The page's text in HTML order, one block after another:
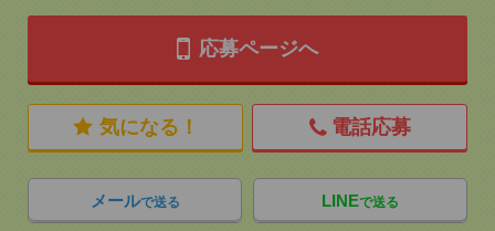
応募ページへ
気になる！ 電話応募
メールで送る LINEで送る